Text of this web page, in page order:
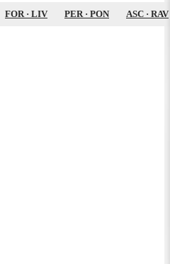
FOR· LIV PER· PON ASC · RAV